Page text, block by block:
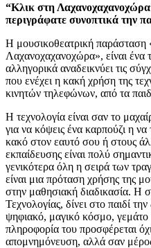
“Κλικ στη
περιγράφατε συνοπτικά την
Η μουσικοθεατρική
Λαχανοχαχανοχώρα», είναι ένα
αλληγορικά αναδεικνύει τις
που ενέχει η κακή χρήση της
κινητών τηλεφώνων, από τα
Η τεχνολογία είναι σαν το
για να κόψεις ένα καρπούζι η να
κακό στον εαυτό σου ή στους
εκπαίδευσης είναι πολύ
γενικότερα όλη η σειρά των
είναι μια πρόταση χρήσης της
στην μαθησιακή διαδικασία. Η
Τεχνολογίας, δίνει στο παιδί
ψηφιακό, μαγικό κόσμο,
πληροφορία του προσφέρεται
απομνημόνευση, αλλά σαν μέρος